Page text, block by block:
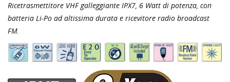
Ricetrasmettitore VHF galleggiante IPX7, 6 Watt di potenza, con
batteria Li-Po ad altissima durata e ricevitore radio broadcast
FM.